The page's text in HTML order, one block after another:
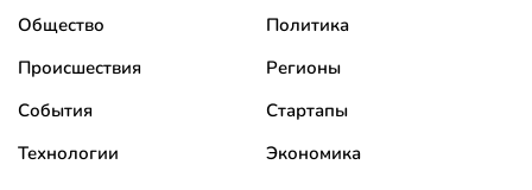
Общество
Политика
Происшествия
Регионы
События
Стартапы
Технологии
Экономика